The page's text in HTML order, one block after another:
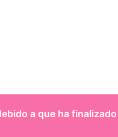
a que ha